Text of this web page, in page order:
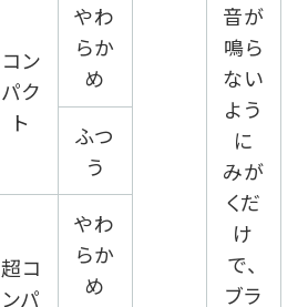
コン
パク
ト
やわ
らか
め
音が
鳴ら
ない
よう
に
みが
くだ
け
で、
ブラ
ふつ
う
超コ
ンパ
やわ
らか
め